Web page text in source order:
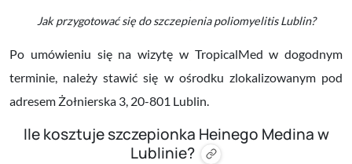
Jak przygotować się do szczepienia poliomyelitis Lublin?
Po umówieniu się na wizytę w TropicalMed w dogodnym
terminie, należy stawić się w ośrodku zlokalizowanym pod
adresem Żołnierska 3, 20-801 Lublin.
Ile kosztuje szczepionka Heinego Medina w
Lublinie?